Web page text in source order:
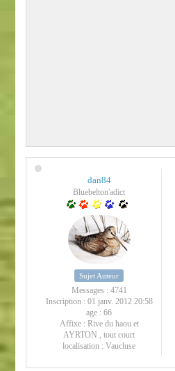
dan84
Bluebelton'adict
Sujet Auteur
Messages : 4741
Inscription : 01 janv. 2012 20:58
age : 66
Affixe : Rive du haou et
AYRTON , tout court
localisation : Vaucluse